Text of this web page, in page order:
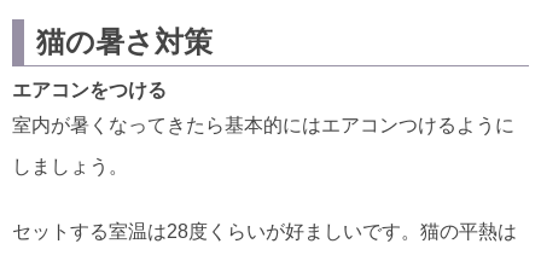
猫の暑さ対策
エアコンをつける
室内が暑くなってきたら基本的にはエアコンつけるように
しましょう。
セットする室温は28度くらいが好ましいです。猫の平熱は